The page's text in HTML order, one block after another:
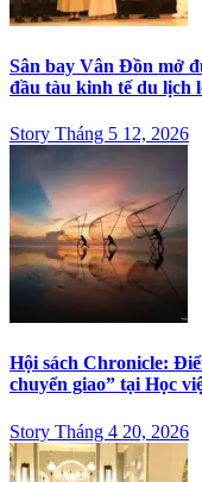
Sân bay Vân Đồn mở
đầu tàu kinh tế du lịch
Story Tháng 5 12, 2026
Hội sách Chronicle:
chuyển giao” tại Học
Story Tháng 4 20, 2026